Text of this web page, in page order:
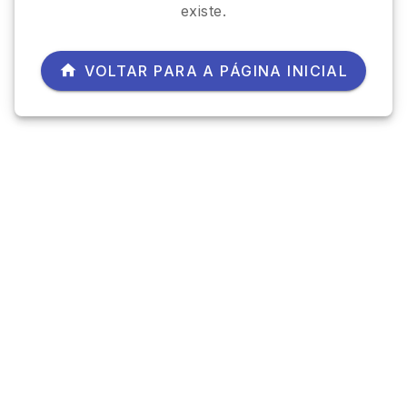
existe.
VOLTAR PARA A PÁGINA INICIAL